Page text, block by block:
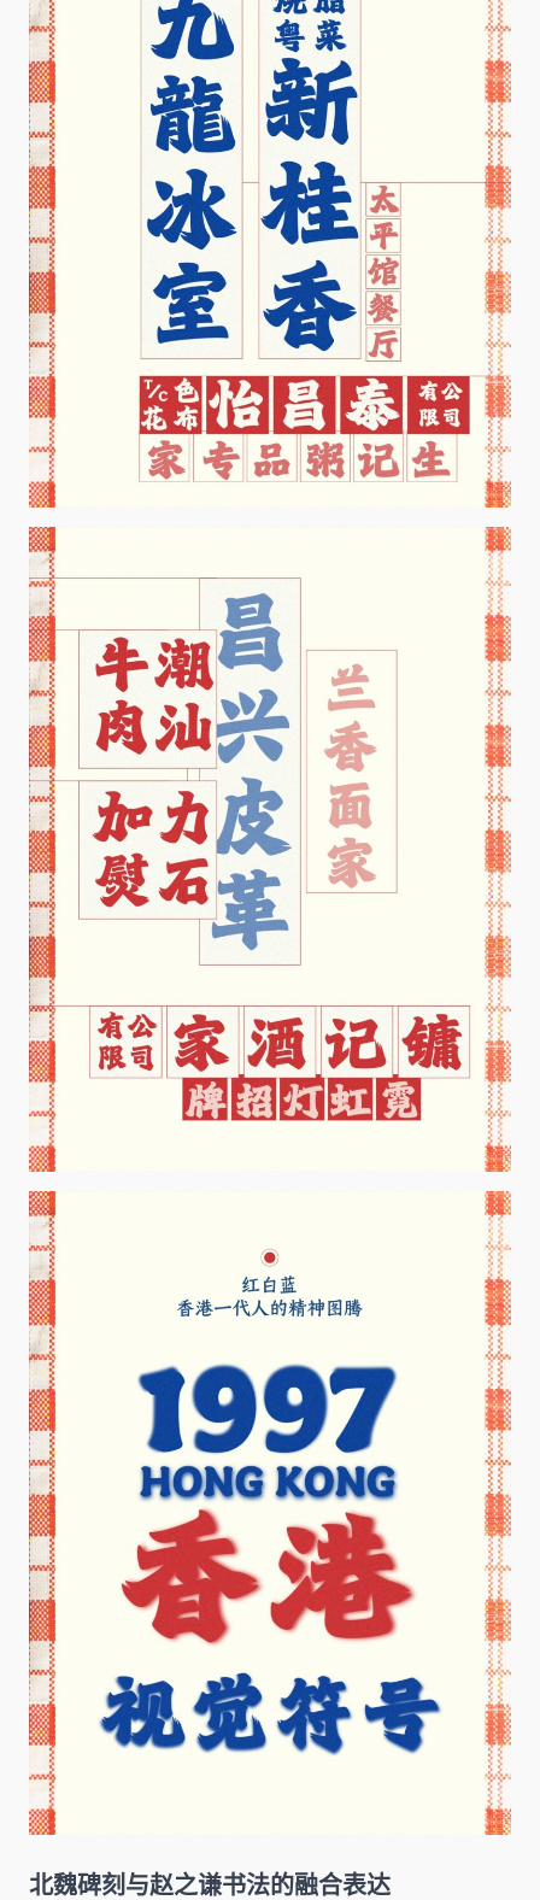
北魏碑刻与赵之谦书法的融合表达